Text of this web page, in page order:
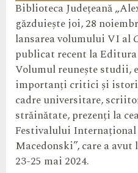
Biblioteca Județeană
găzduiește joi, 28
lansarea volumului VI al
publicat recent la
Volumul reunește studii,
importanți critici și
cadre universitare,
străinătate, prezenți la
Festivalului Internațional
Macedonski”, care a
23-25 mai 2024.